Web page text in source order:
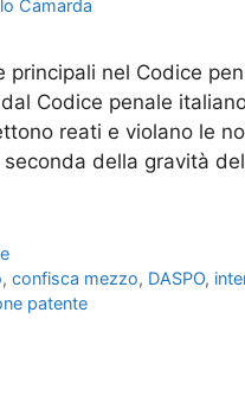
Camarda
principali nel Codice
Codice penale
reati e violano le
seconda della gravità
,confisca mezzo, DASPO,
patente